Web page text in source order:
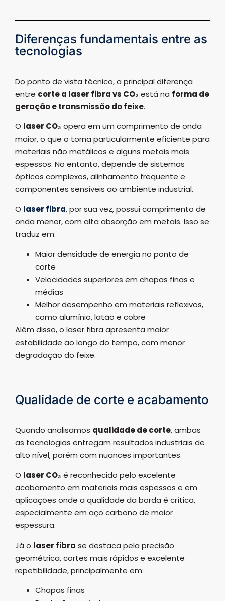
Diferenças fundamentais entre as
tecnologias
Do ponto de vista técnico, a principal diferença
entre corte a laser fibra vs CO₂ está na forma de
geração e transmissão do feixe.
O laser CO₂ opera em um comprimento de onda
maior, o que o torna particularmente eficiente para
materiais não metálicos e alguns metais mais
espessos. No entanto, depende de sistemas
ópticos complexos, alinhamento frequente e
componentes sensíveis ao ambiente industrial.
O laser fibra, por sua vez, possui comprimento de
onda menor, com alta absorção em metais. Isso se
traduz em:
Maior densidade de energia no ponto de
corte
Velocidades superiores em chapas finas e
médias
Melhor desempenho em materiais reflexivos,
como alumínio, latão e cobre
Além disso, o laser fibra apresenta maior
estabilidade ao longo do tempo, com menor
degradação do feixe.
Qualidade de corte e acabamento
Quando analisamos qualidade de corte, ambas
as tecnologias entregam resultados industriais de
alto nível, porém com nuances importantes.
O laser CO₂ é reconhecido pelo excelente
acabamento em materiais mais espessos e em
aplicações onde a qualidade da borda é crítica,
especialmente em aço carbono de maior
espessura.
Já o laser fibra se destaca pela precisão
geométrica, cortes mais rápidos e excelente
repetibilidade, principalmente em:
Chapas finas